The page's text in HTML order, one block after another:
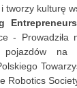
tworzy kulturę
- Prowadziła
na
Robotics